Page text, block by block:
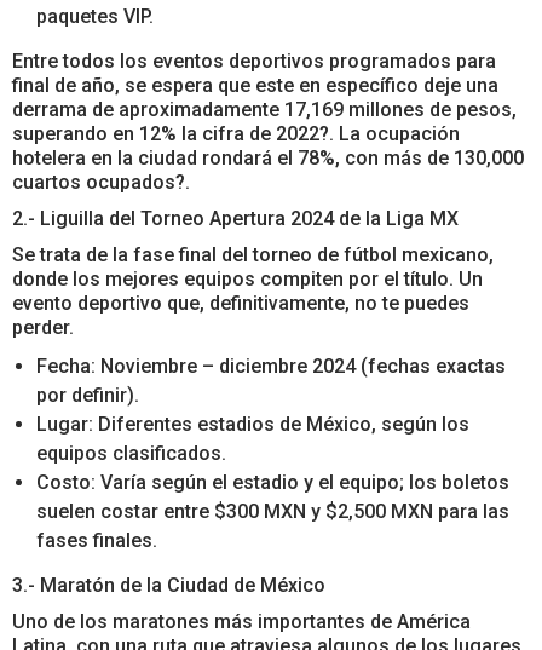
paquetes VIP.
Entre todos los eventos deportivos programados para
final de año, se espera que este en específico deje una
derrama de aproximadamente 17,169 millones de pesos,
superando en 12% la cifra de 2022?. La ocupación
hotelera en la ciudad rondará el 78%, con más de 130,000
cuartos ocupados?.
2.- Liguilla del Torneo Apertura 2024 de la Liga MX
Se trata de la fase final del torneo de fútbol mexicano,
donde los mejores equipos compiten por el título. Un
evento deportivo que, definitivamente, no te puedes
perder.
Fecha: Noviembre – diciembre 2024 (fechas exactas
por definir).
Lugar: Diferentes estadios de México, según los
equipos clasificados.
Costo: Varía según el estadio y el equipo; los boletos
suelen costar entre $300 MXN y $2,500 MXN para las
fases finales.
3.- Maratón de la Ciudad de México
Uno de los maratones más importantes de América
Latina, con una ruta que atraviesa algunos de los lugares